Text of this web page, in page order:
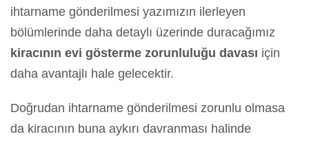
ihtarname gönderilmesi yazımızın ilerleyen
bölümlerinde daha detaylı üzerinde duracağımız
kiracının evi gösterme zorunluluğu davası için
daha avantajlı hale gelecektir.
Doğrudan ihtarname gönderilmesi zorunlu olmasa
da kiracının buna aykırı davranması halinde